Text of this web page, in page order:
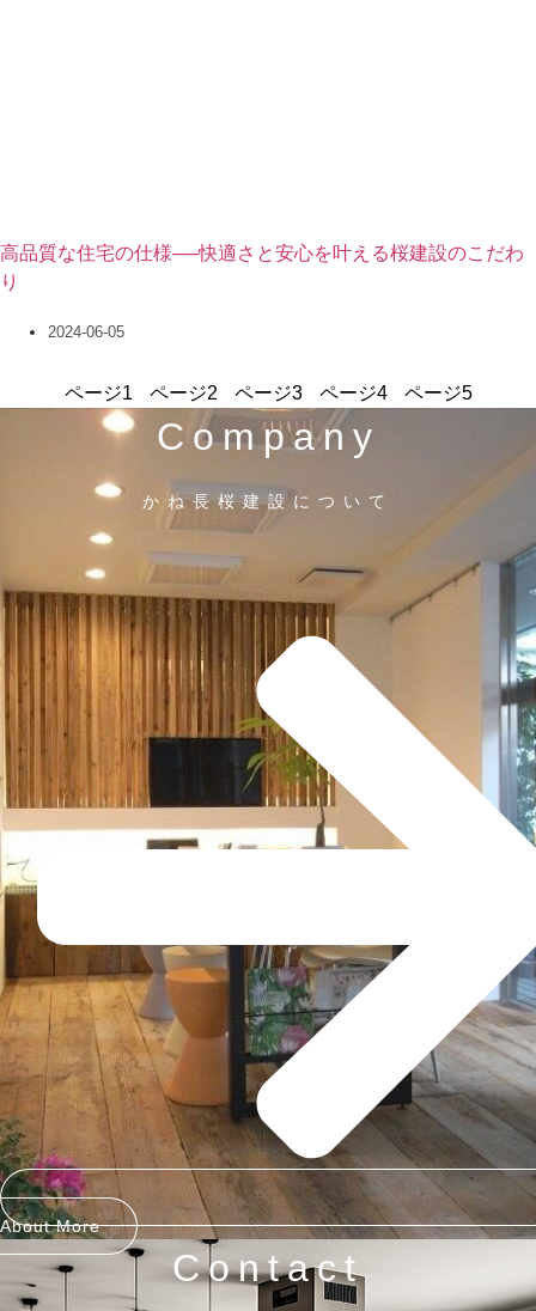
高品質な住宅の仕様──快適さと安心を叶える桜建設のこだわ
り
2024-06-05
ページ1 ページ2 ページ3 ページ4 ページ5
Company
かね長桜建設について
About More
Contact